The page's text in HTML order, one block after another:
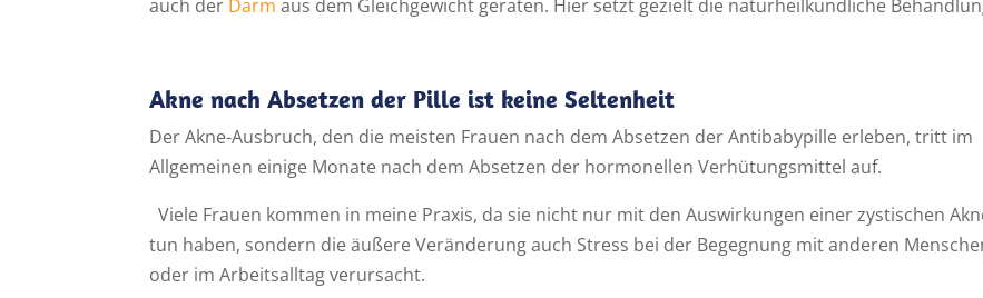
auch der Darm aus dem Gleichgewicht geraten. Hier setzt gezielt die naturheilkundliche
Akne nach Absetzen der Pille ist keine Seltenheit
Der Akne-Ausbruch, den die meisten Frauen nach dem Absetzen der Antibabypille erleben, tritt im
Allgemeinen einige Monate nach dem Absetzen der hormonellen Verhütungsmittel auf.
Viele Frauen kommen in meine Praxis, da sie nicht nur mit den Auswirkungen einer zystischen
tun haben, sondern die äußere Veränderung auch Stress bei der Begegnung mit anderen
oder im Arbeitsalltag verursacht.